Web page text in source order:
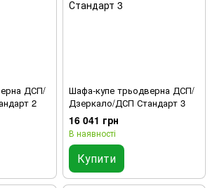
ДСП/
2
Шафа-купе трьодверна ДСП/
Дзеркало/ДСП Стандарт 3
16 041 грн
В наявності
Купити